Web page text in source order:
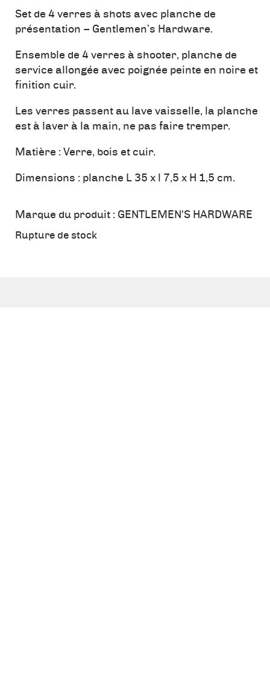
Set de 4 verres à shots avec planche de
présentation – Gentlemen’s Hardware.
Ensemble de 4 verres à shooter, planche de
service allongée avec poignée peinte en noire et
finition cuir.
Les verres passent au lave vaisselle, la planche
est à laver à la main, ne pas faire tremper.
Matière : Verre, bois et cuir.
Dimensions : planche L 35 x l 7,5 x H 1,5 cm.
Marque du produit : GENTLEMEN'S HARDWARE
Rupture de stock